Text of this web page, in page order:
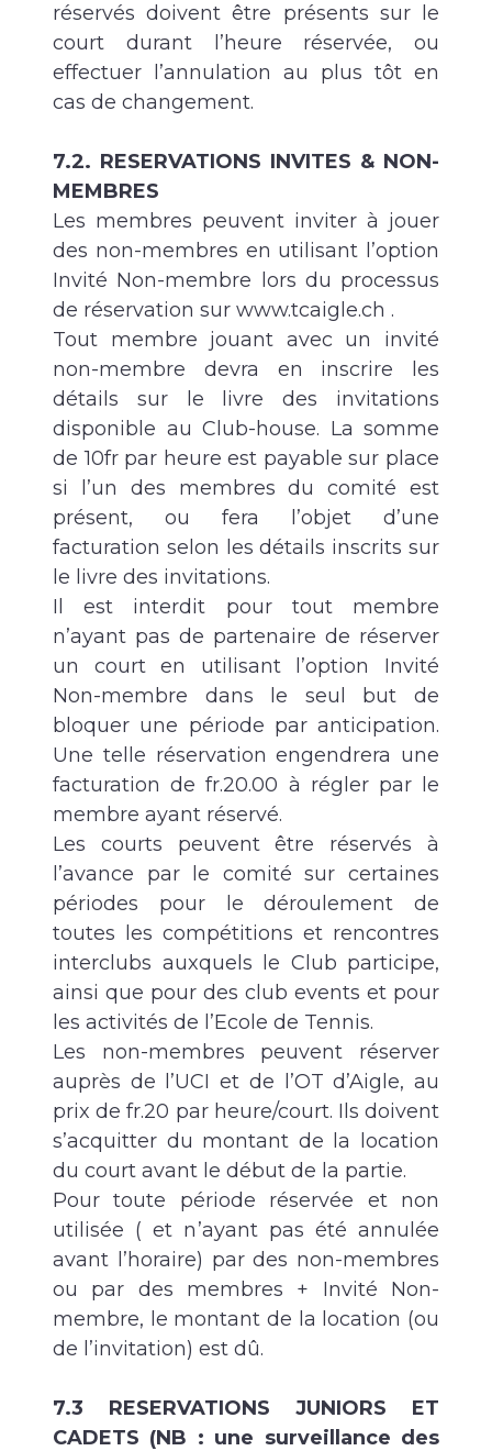
réservés doivent être présents sur le
court durant l’heure réservée, ou
effectuer l’annulation au plus tôt en
cas de changement.
7.2. RESERVATIONS INVITES & NON-
MEMBRES
Les membres peuvent inviter à jouer
des non-membres en utilisant l’option
Invité Non-membre lors du processus
de réservation sur www.tcaigle.ch .
Tout membre jouant avec un invité
non-membre devra en inscrire les
détails sur le livre des invitations
disponible au Club-house. La somme
de 10fr par heure est payable sur place
si l’un des membres du comité est
présent, ou fera l’objet d’une
facturation selon les détails inscrits sur
le livre des invitations.
Il est interdit pour tout membre
n’ayant pas de partenaire de réserver
un court en utilisant l’option Invité
Non-membre dans le seul but de
bloquer une période par anticipation.
Une telle réservation engendrera une
facturation de fr.20.00 à régler par le
membre ayant réservé.
Les courts peuvent être réservés à
l’avance par le comité sur certaines
périodes pour le déroulement de
toutes les compétitions et rencontres
interclubs auxquels le Club participe,
ainsi que pour des club events et pour
les activités de l’Ecole de Tennis.
Les non-membres peuvent réserver
auprès de l’UCI et de l’OT d’Aigle, au
prix de fr.20 par heure/court. Ils doivent
s’acquitter du montant de la location
du court avant le début de la partie.
Pour toute période réservée et non
utilisée ( et n’ayant pas été annulée
avant l’horaire) par des non-membres
ou par des membres + Invité Non-
membre, le montant de la location (ou
de l’invitation) est dû.
7.3 RESERVATIONS JUNIORS ET
CADETS (NB : une surveillance des